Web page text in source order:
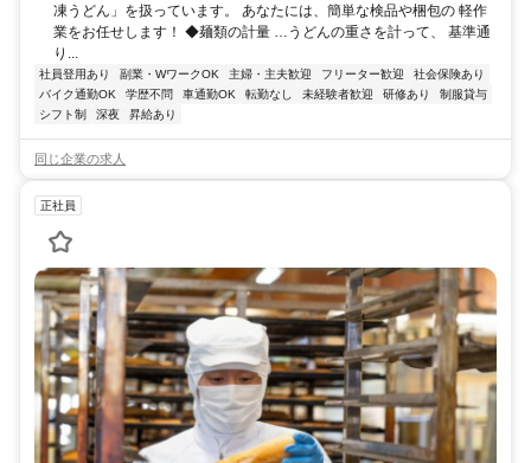
凍うどん」を扱っています。 あなたには、簡単な検品や梱包の 軽作
業をお任せします！ ◆麺類の計量 …うどんの重さを計って、 基準通
り...
社員登用あり 副業・WワークOK 主婦・主夫歓迎 フリーター歓迎
社会保険あり
バイク通勤OK
学歴不問 車通勤OK 転勤なし 未経験者歓迎 研修あり
制服貸与
シフト制
深夜 昇給あり
同じ企業の求人
正社員